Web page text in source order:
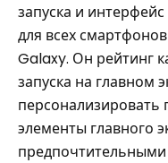
запуска и
для всех
Galaxy. Он рейтинг
запуска на главном
элементы главного